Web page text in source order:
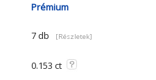
Prémium
7 db [Részletek]
0.153 ct